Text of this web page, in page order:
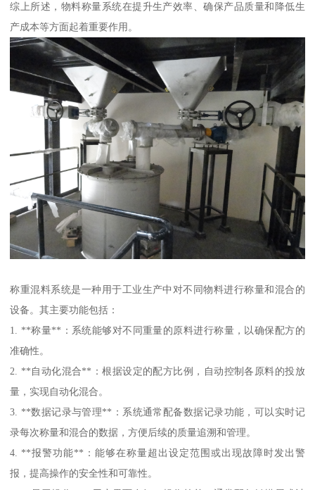
综上所述，物料称量系统在提升生产效率、确保产品质量和降低生
产成本等方面起着重要作用。
称重混料系统是一种用于工业生产中对不同物料进行称量和混合的
设备。其主要功能包括：
1. **称量**：系统能够对不同重量的原料进行称量，以确保配方的
准确性。
2. **自动化混合**：根据设定的配方比例，自动控制各原料的投放
量，实现自动化混合。
3. **数据记录与管理**：系统通常配备数据记录功能，可以实时记
录每次称量和混合的数据，方便后续的质量追溯和管理。
4. **报警功能**：能够在称量超出设定范围或出现故障时发出警
报，提高操作的安全性和可靠性。